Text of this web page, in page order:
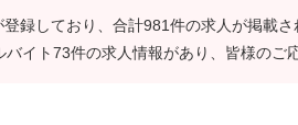
録しており、合計981件の求人が掲載
イト73件の求人情報があり、皆様のご